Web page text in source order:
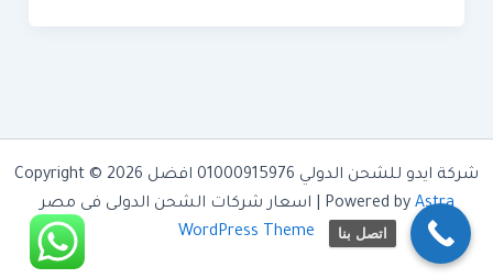
Copyright © 2026 شركة ايدو للشحن الدولي 01000915976 افضل
اسعار شركات الشحن الدولى فى مصر | Powered by Astra
WordPress Theme
اتصل بنا